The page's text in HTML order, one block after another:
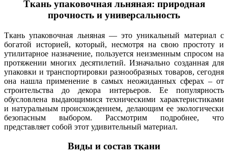
Ткань упаковочная льняная: природная
прочность и универсальность
Ткань упаковочная льняная — это уникальный материал с
богатой историей, который, несмотря на свою простоту и
утилитарное назначение, пользуется неизменным спросом на
протяжении многих десятилетий. Изначально созданная для
упаковки и транспортировки разнообразных товаров, сегодня
она нашла применение в самых неожиданных сферах – от
строительства до декора интерьеров. Ее популярность
обусловлена выдающимися техническими характеристиками
и натуральным происхождением, делающим ее экологически
безопасным выбором. Рассмотрим подробнее, что
представляет собой этот удивительный материал.
Виды и состав ткани